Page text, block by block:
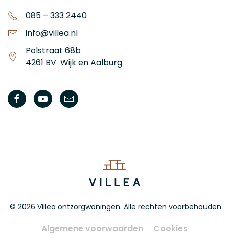
085 – 333 2440
info@villea.nl
Polstraat 68b
4261 BV Wijk en Aalburg
© 2026 Villea ontzorgwoningen. Alle rechten voorbehouden
Algemene voorwaarden
Cookies